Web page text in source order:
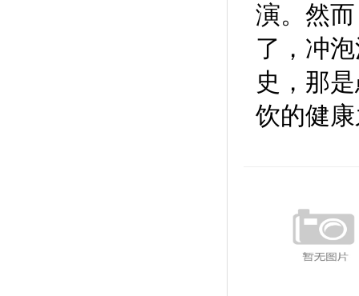
演。然
了，冲
史，那
饮的健